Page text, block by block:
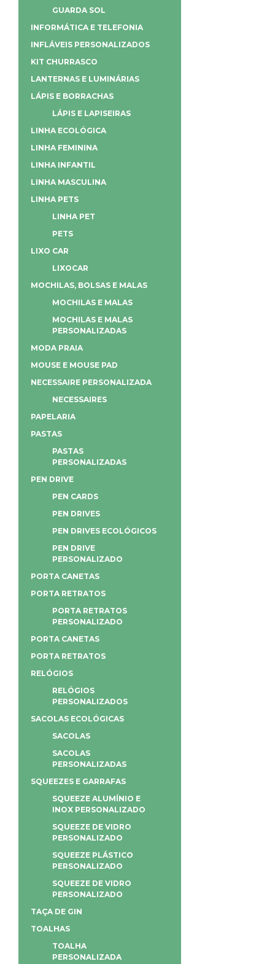
GUARDA SOL
INFORMÁTICA E TELEFONIA
INFLÁVEIS PERSONALIZADOS
KIT CHURRASCO
LANTERNAS E LUMINÁRIAS
LÁPIS E BORRACHAS
LÁPIS E LAPISEIRAS
LINHA ECOLÓGICA
LINHA FEMININA
LINHA INFANTIL
LINHA MASCULINA
LINHA PETS
LINHA PET
PETS
LIXO CAR
LIXOCAR
MOCHILAS, BOLSAS E MALAS
MOCHILAS E MALAS
MOCHILAS E MALAS
PERSONALIZADAS
MODA PRAIA
MOUSE E MOUSE PAD
NECESSAIRE PERSONALIZADA
NECESSAIRES
PAPELARIA
PASTAS
PASTAS
PERSONALIZADAS
PEN DRIVE
PEN CARDS
PEN DRIVES
PEN DRIVES ECOLÓGICOS
PEN DRIVE
PERSONALIZADO
PORTA CANETAS
PORTA RETRATOS
PORTA RETRATOS
PERSONALIZADO
PORTA CANETAS
PORTA RETRATOS
RELÓGIOS
RELÓGIOS
PERSONALIZADOS
SACOLAS ECOLÓGICAS
SACOLAS
SACOLAS
PERSONALIZADAS
SQUEEZES E GARRAFAS
SQUEEZE ALUMÍNIO E
INOX PERSONALIZADO
SQUEEZE DE VIDRO
PERSONALIZADO
SQUEEZE PLÁSTICO
PERSONALIZADO
SQUEEZE DE VIDRO
PERSONALIZADO
TAÇA DE GIN
TOALHAS
TOALHA
PERSONALIZADA